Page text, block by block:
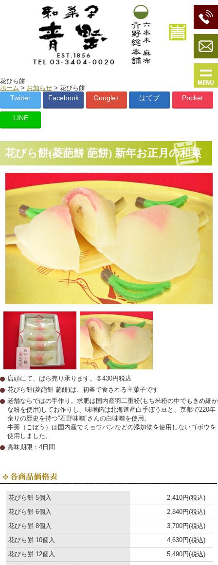
花びら餅
ホーム > お知らせ > 花びら餅
Twitter Facebook Google+ はてブ Pocket
LINE
花びら餅(菱葩餅 葩餅) 新年お正月の和菓
店頭にて、ばら売り承ります。＠430円税込
花びら餅(菱葩餅 葩餅)は、初釜で食される主菓子です
老舗ならではの手作り。求肥は国内産羽二重粉(もち米粉の中でもきめ細か
な粉を使用)してお作りし、味噌餡は北海道産白手ぼう豆と、京都で220年
余りの歴史を持つ”石野味噌”さんの白味噌を使用。
牛蒡（ごぼう）は国内産でミョウバンなどの添加物を使用しないゴボウを
使用しました。
賞味期限：4日間
花びら餅 5個入
2,410円(税込)
花びら餅 6個入
2,840円(税込)
花びら餅 8個入
3,700円(税込)
花びら餅 10個入
4,630円(税込)
花びら餅 12個入
5,490円(税込)